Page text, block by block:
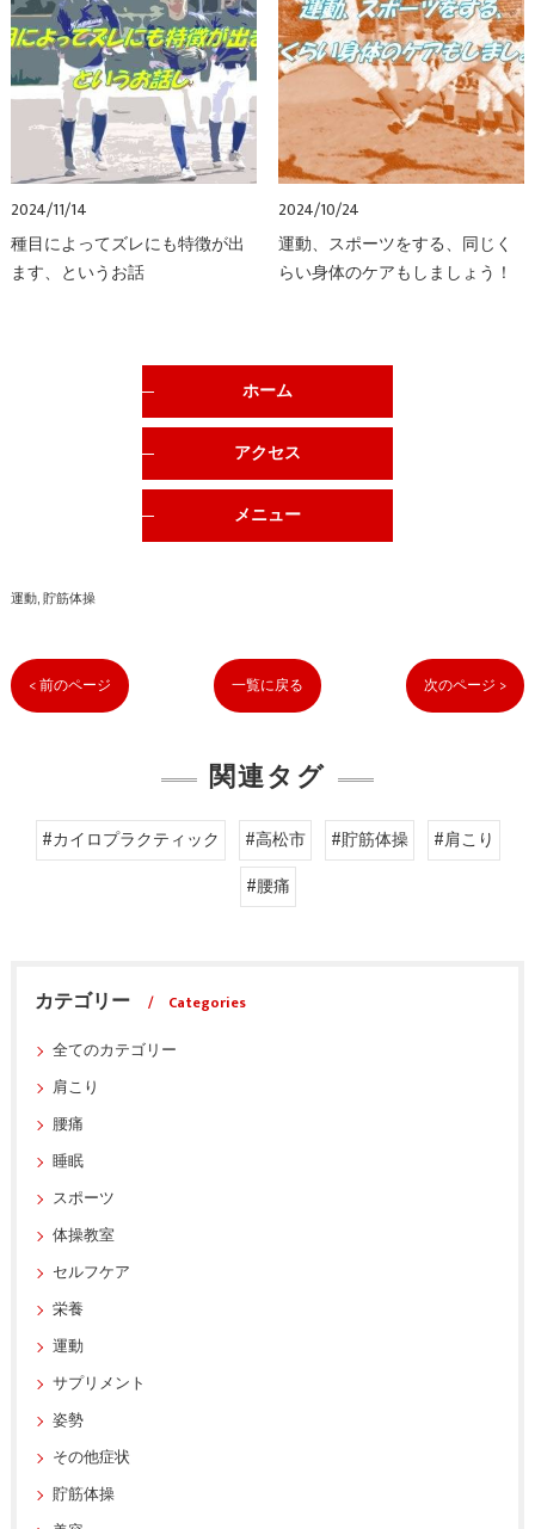
2024/11/14
種目によってズレにも特徴が出
ます、というお話
2024/10/24
運動、スポーツをする、同じく
らい身体のケアもしましょう！
ホーム
アクセス
メニュー
運動 貯筋体操
< 前のページ 一覧に戻る 次のページ >
関連タグ
#カイロプラクティック #高松市 #貯筋体操
#肩こり
#腰痛
カテゴリー
Categories
全てのカテゴリー
肩こり
腰痛
睡眠
スポーツ
体操教室
セルフケア
栄養
運動
サプリメント
姿勢
その他症状
貯筋体操